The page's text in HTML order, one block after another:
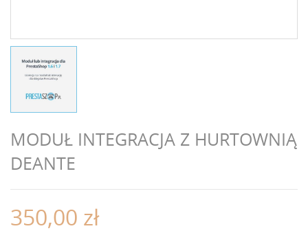
MODUŁ INTEGRACJA Z HURTOWNIĄ
DEANTE
350,00 zł